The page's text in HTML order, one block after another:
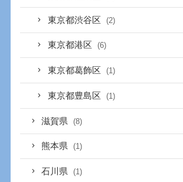
東京都渋谷区 (2)
東京都港区 (6)
東京都葛飾区 (1)
東京都豊島区 (1)
滋賀県 (8)
熊本県 (1)
石川県 (1)